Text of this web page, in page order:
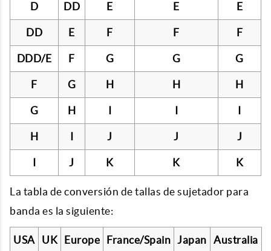
D DD E E E
DD E F F F
DDD/E F G G G
F G H H H
G H I I I
H I J J J
I J K K K
La tabla de conversión de tallas de sujetador para
banda es la siguiente:
USA UK Europe France/Spain Japan Australia